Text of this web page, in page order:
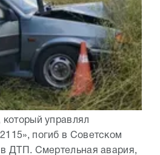
управлял
погиб в Советском
в ДТП. Смертельная авария,